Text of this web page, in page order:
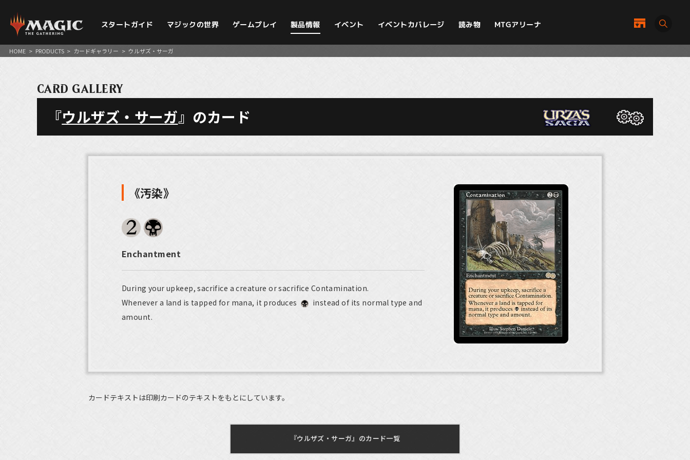
スタートガイド マジックの世界 ゲームプレイ 製品情報 イベント イベントカバレージ 読み物 MTGアリーナ
HOME > PRODUCTS > カードギャラリー > ウルザズ・サーガ
CARD GALLERY
『ウルザズ・サーガ』のカード
《汚染》
Enchantment
During your upkeep, sacrifice a creature or sacrifice Contamination.
Whenever a land is tapped for mana, it produces
instead of its normal type and
amount.
カードテキストは印刷カードのテキストをもとにしています。
『ウルザズ・サーガ』のカード一覧